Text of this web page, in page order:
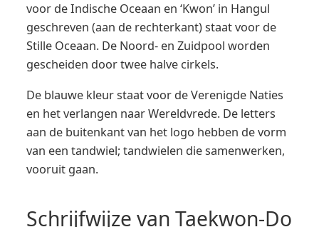
voor de Indische Oceaan en ‘Kwon’ in Hangul
geschreven (aan de rechterkant) staat voor de
Stille Oceaan. De Noord- en Zuidpool worden
gescheiden door twee halve cirkels.
De blauwe kleur staat voor de Verenigde Naties
en het verlangen naar Wereldvrede. De letters
aan de buitenkant van het logo hebben de vorm
van een tandwiel; tandwielen die samenwerken,
vooruit gaan.
Schrijfwijze van Taekwon-Do